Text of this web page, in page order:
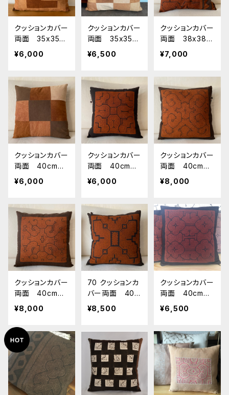
クッションカバー
両面 35x35c
m 茶パッチワ
ーク シピボ族の
南米ペルーア
マゾン 草木染
め エスニッ
ク 民芸
¥6,000
クッションカバー
両面 35x35c
m 茶パッチワ
ーク シピボ族の
南米ペルーア
マゾン 草木染
め エスニッ
ク 民芸
¥6,500
クッションカバー
両面 38x38c
m 茶模様リバ
ーシブル シピボ
ーアマゾン 草木
染め エスニッ
ク 民芸 実
寸38x38cm
¥7,000
クッションカバー
両面 40cm
用 茶パッチワ
ーク シピボ族の
南米ペルーア
マゾン 草木染
め エスニッ
ク 民芸 実
寸38x38cm
¥6,000
クッションカバー
両面 40cm
用 茶模様リバ
ーシブル シピボ
ー75 南米ペル
ーアマゾン 草木
染め エスニッ
ク 民芸 実
寸38x38cm
¥6,000
クッションカバー
両面 40cm
用 茶模様リバ
ーシブル シピボ
ー74 南米ペル
ーアマゾン 草木
染め エスニッ
ク 民芸 実
寸39x40cm
¥8,000
クッションカバー
両面 40cm
用 茶模様リバ
ーシブル シピボ
族の泥染めカバ
ー73 南米ペル
ーアマゾン 草木
染め エスニッ
ク 民芸 実
寸39x40cm
¥8,000
70 クッションカ
バー両面 40c
m用 茶模様リ
バーシブル シピ
ペルーアマゾン
草木染め エス
ニック 民芸
実寸39x40cm
¥8,500
クッションカバー
両面 40cm
用 茶模様と茶
染め シピボ族の
南米ペルーア
マゾン 草木染
め エスニッ
ク 民芸 お洒
落インテリア
¥6,500